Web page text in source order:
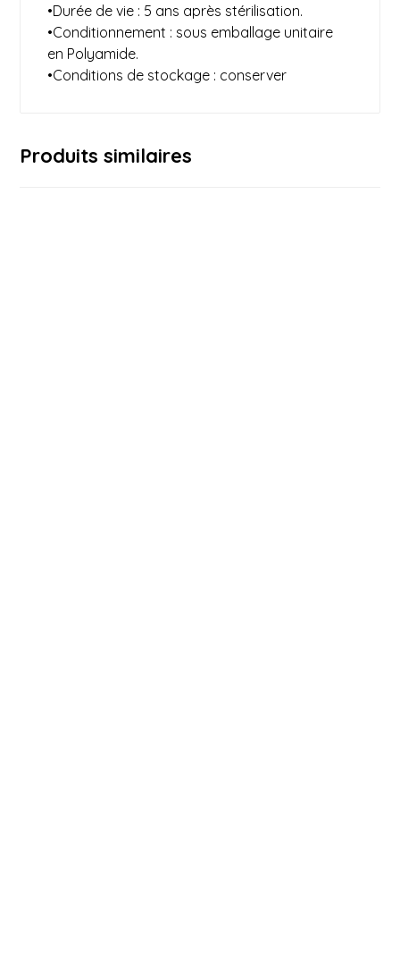
•Durée de vie : 5 ans après stérilisation.
•Conditionnement : sous emballage unitaire
en Polyamide.
•Conditions de stockage : conserver
Produits similaires